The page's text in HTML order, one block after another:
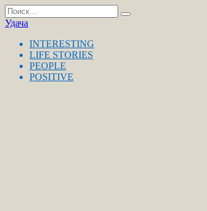
Перейти
к
содержанию
Search
for:
Удача
INTERESTING
LIFE STORIES
PEOPLE
POSITIVE